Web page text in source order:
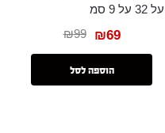
על 32 על 9 סמ
₪99 ₪69
הוספה לסל